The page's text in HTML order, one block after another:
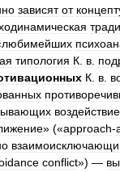
зависят от
любимейших
типология К в
К в
воздействие
» («approach-
conflict») —